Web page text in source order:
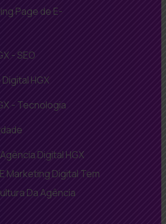
Page de E-
- SEO
HGX
- Tecnologia
Digital HGX
Marketing Digital Tem
Da Agência